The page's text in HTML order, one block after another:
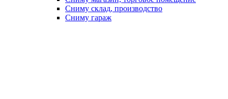
Сниму склад, производство
Сниму гараж